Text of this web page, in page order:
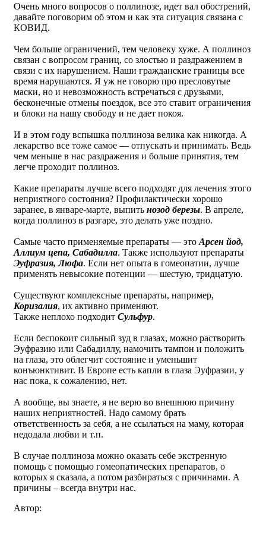
Очень много вопросов о поллинозе, идет вал обострений,
давайте поговорим об этом и как эта ситуация связана с
КОВИД.
Чем больше ограничений, тем человеку хуже. А поллиноз
связан с вопросом границ, со злостью и раздражением в
связи с их нарушением. Наши гражданские границы все
время нарушаются. Я уж не говорю про пресловутые
маски, но и невозможность встречаться с друзьями,
бесконечные отмены поездок, все это ставит ограничения
и блоки на нашу свободу и не дает покоя.
И в этом году вспышка поллиноза велика как никогда. А
лекарство все тоже самое — отпускать и принимать. Ведь
чем меньше в нас раздражения и больше принятия, тем
легче проходит поллиноз.
Какие препараты лучше всего подходят для лечения этого
неприятного состояния? Профилактически хорошо
заранее, в январе-марте, выпить нозод березы. В апреле,
когда поллиноз в разгаре, это делать уже поздно.
Самые часто применяемые препараты — это Арсен йод,
Аллиум цепа, Сабадилла. Также используют препараты
Эуфразия, Люфа. Если нет опыта в гомеопатии, лучше
применять невысокие потенции — шестую, тридцатую.
Существуют комплексные препараты, например,
Коризалия, их активно применяют.
Также неплохо подходит Сульфур.
Если беспокоит сильный зуд в глазах, можно растворить
Эуфразию или Сабадиллу, намочить тампон и положить
на глаза, это облегчит состояние и уменьшит
конъюнктивит. В Европе есть капли в глаза Эуфразии, у
нас пока, к сожалению, нет.
А вообще, вы знаете, я не верю во внешнюю причину
наших неприятностей. Надо самому брать
ответственность за себя, а не ссылаться на маму, которая
недодала любви и т.п.
В случае поллиноза можно оказать себе экстренную
помощь с помощью гомеопатических препаратов, о
которых я сказала, а потом разбираться с причинами. А
причины – всегда внутри нас.
Автор: